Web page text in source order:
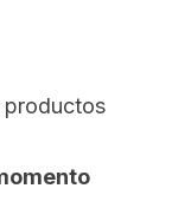
productos